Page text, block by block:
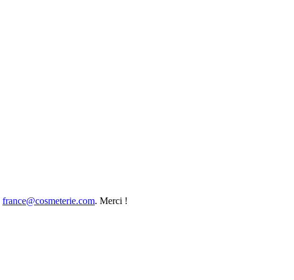
france@cosmeterie.com. Merci !